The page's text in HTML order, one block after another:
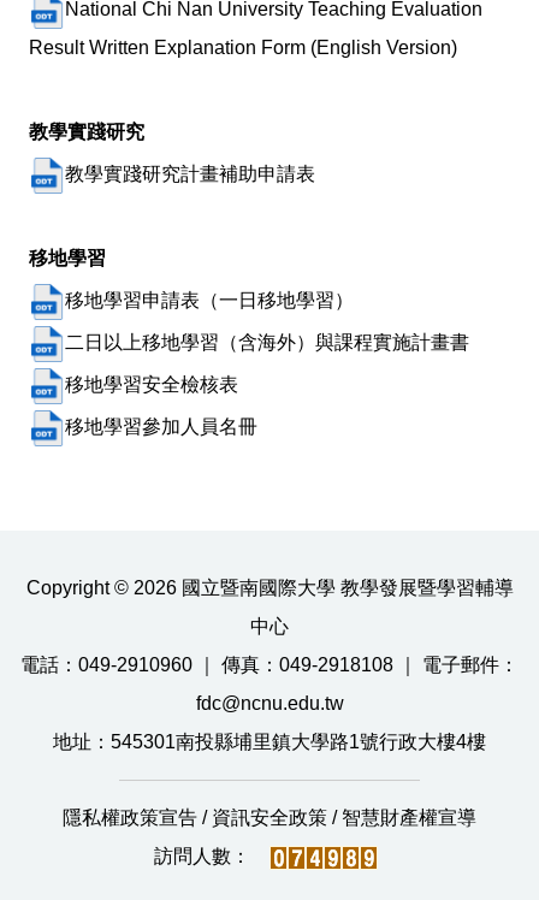
National Chi Nan University Teaching Evaluation
Result Written Explanation Form (English Version)
教學實踐研究
教學實踐研究計畫補助申請表
移地學習
移地學習申請表（一日移地學習）
二日以上移地學習（含海外）與課程實施計畫書
移地學習安全檢核表
移地學習參加人員名冊
Copyright © 2026 國立暨南國際大學 教學發展暨學習輔導
中心
電話：049-2910960 ｜ 傳真：049-2918108 ｜ 電子郵件：
fdc@ncnu.edu.tw
地址：545301南投縣埔里鎮大學路1號行政大樓4樓
隱私權政策宣告 / 資訊安全政策 / 智慧財產權宣導